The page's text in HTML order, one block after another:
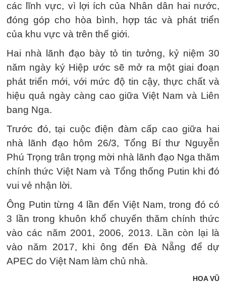
các lĩnh vực, vì lợi ích của Nhân dân hai nước,
đóng góp cho hòa bình, hợp tác và phát triển
của khu vực và trên thế giới.
Hai nhà lãnh đạo bày tỏ tin tưởng, kỷ niệm 30
năm ngày ký Hiệp ước sẽ mở ra một giai đoạn
phát triển mới, với mức độ tin cậy, thực chất và
hiệu quả ngày càng cao giữa Việt Nam và Liên
bang Nga.
Trước đó, tại cuộc điện đàm cấp cao giữa hai
nhà lãnh đạo hôm 26/3, Tổng Bí thư Nguyễn
Phú Trọng trân trọng mời nhà lãnh đạo Nga thăm
chính thức Việt Nam và Tổng thống Putin khi đó
vui vẻ nhận lời.
Ông Putin từng 4 lần đến Việt Nam, trong đó có
3 lần trong khuôn khổ chuyến thăm chính thức
vào các năm 2001, 2006, 2013. Lần còn lại là
vào năm 2017, khi ông đến Đà Nẵng để dự
APEC do Việt Nam làm chủ nhà.
HOA VŨ